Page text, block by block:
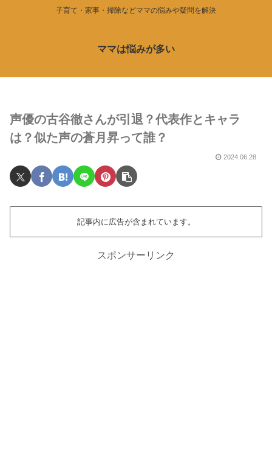
子育て・家事・掃除などママの悩みや疑問を解決
ママは悩みが多い
声優の古谷徹さんが引退？代表作とキャラ
は？似た声の蒼月昇って誰？
2024.06.28
記事内に広告が含まれています。
スポンサーリンク